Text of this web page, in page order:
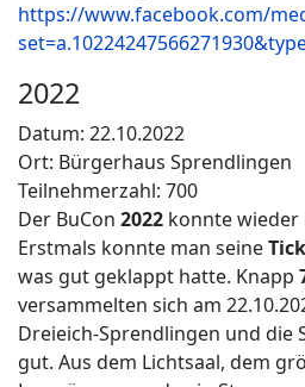
https://www.facebook.com/
2022
Datum: 22.10.2022
Ort: Bürgerhaus Sprendlingen
Teilnehmerzahl: 700
Der BuCon 2022 konnte wieder
Erstmals konnte man seine
was gut geklappt hatte. Knapp
versammelten sich am
Dreieich-Sprendlingen und die
gut. Aus dem Lichtsaal, dem